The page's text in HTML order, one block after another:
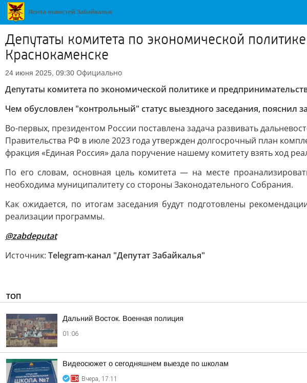
Депутаты комитета по экономической
Краснокаменске
24 июня 2025, 09:30 Официально
Депутаты комитета по экономической политике и
Чем обусловлен "контрольный" статус выездного заседания, пояснил
Во-первых, президентом России поставлена задача развивать
Правительства РФ в июле 2023 года утвержден долгосрочный план
фракция «Единая Россия» дала поручение нашему комитету взять ход
По его словам, основная цель комитета — на месте
необходима муниципалитету со стороны Законодательного Собрания.
Как ожидается, по итогам заседания будут подготовлены
реализации программы.
@zabdeputat
Источник: Telegram-канал "Депутат Забайкалья"
ТОП
Дальний Восток. Военная полиция
01:06
Видеосюжет о сегодняшнем выезде по школам
Вчера, 17:11